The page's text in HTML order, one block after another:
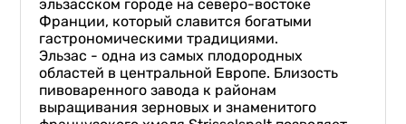
эльзасском городе на северо-востоке
Франции, который славится богатыми
гастрономическими традициями.
Эльзас - одна из самых плодородных
областей в центральной Европе. Близость
пивоваренного завода к районам
выращивания зерновых и знаменитого